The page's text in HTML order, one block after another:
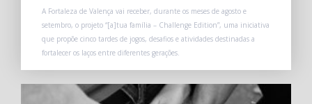
A Fortaleza de Valença vai receber, durante os meses de agosto e
setembro, o projeto “[a]tua família – Challenge Edition”, uma iniciativa
que propõe cinco tardes de jogos, desafios e atividades destinadas a
fortalecer os laços entre diferentes gerações.